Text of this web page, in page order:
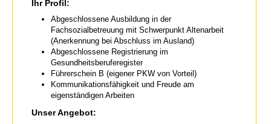
Ihr Profil:
Abgeschlossene Ausbildung in der
Fachsozialbetreuung mit Schwerpunkt Altenarbeit
(Anerkennung bei Abschluss im Ausland)
Abgeschlossene Registrierung im
Gesundheitsberuferegister
Führerschein B (eigener PKW von Vorteil)
Kommunikationsfähigkeit und Freude am
eigenständigen Arbeiten
Unser Angebot: